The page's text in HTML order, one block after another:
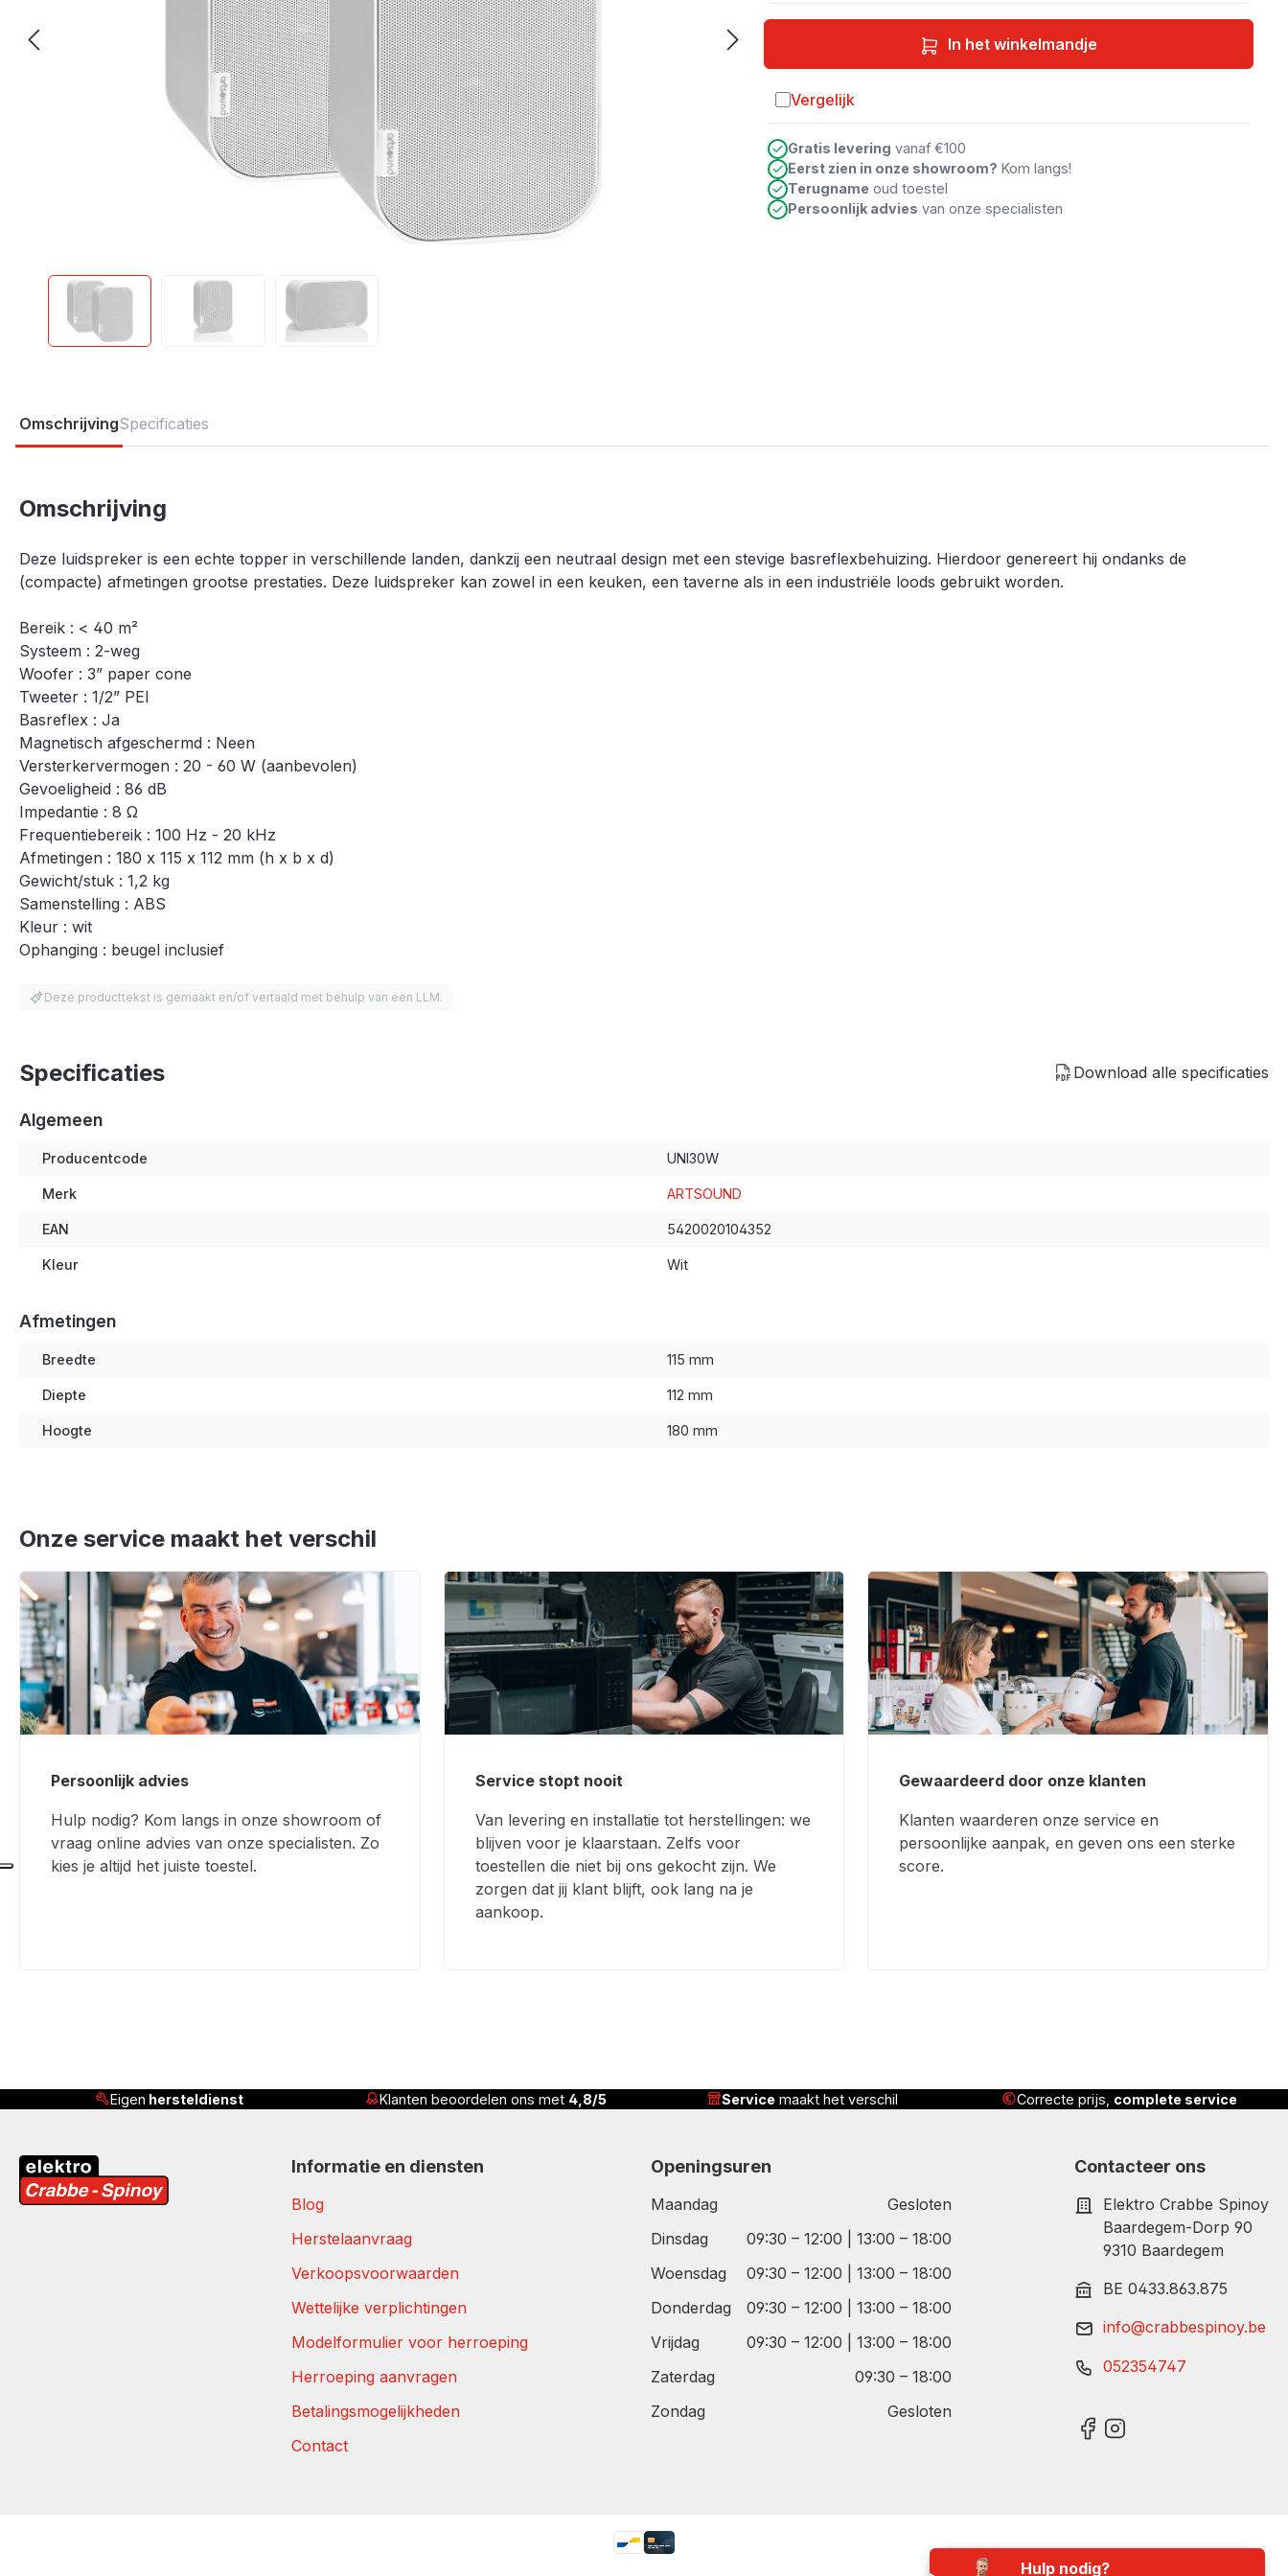
In het winkelmandje
Vergelijk
Toevoegen aan vergelijking
Gratis levering vanaf €100
Eerst zien in onze showroom? Kom langs!
Terugname oud toestel
Persoonlijk advies van onze specialisten
OmschrijvingSpecificaties
Omschrijving
Deze luidspreker is een echte topper in verschillende landen, dankzij een neutraal design met een stevige basreflexbehuizing. Hierdoor genereert hij ondanks de
(compacte) afmetingen grootse prestaties. Deze luidspreker kan zowel in een keuken, een taverne als in een industriële loods gebruikt worden.
Bereik : < 40 m²
Systeem : 2-weg
Woofer : 3” paper cone
Tweeter : 1/2” PEI
Basreflex : Ja
Magnetisch afgeschermd : Neen
Versterkervermogen : 20 - 60 W (aanbevolen)
Gevoeligheid : 86 dB
Impedantie : 8 Ω
Frequentiebereik : 100 Hz - 20 kHz
Afmetingen : 180 x 115 x 112 mm (h x b x d)
Gewicht/stuk : 1,2 kg
Samenstelling : ABS
Kleur : wit
Ophanging : beugel inclusief
Deze producttekst is gemaakt en/of vertaald met behulp van een LLM.
Specificaties Download alle specificaties
Algemeen
Producentcode UNI30W
Merk ARTSOUND
EAN 5420020104352
Kleur Wit
Afmetingen
Breedte 115 mm
Diepte 112 mm
Hoogte 180 mm
Onze service maakt het verschil
Persoonlijk advies
Hulp nodig? Kom langs in onze showroom of
vraag online advies van onze specialisten. Zo
kies je altijd het juiste toestel.
Service stopt nooit
Van levering en installatie tot herstellingen: we
blijven voor je klaarstaan. Zelfs voor
toestellen die niet bij ons gekocht zijn. We
zorgen dat jij klant blijft, ook lang na je
aankoop.
Gewaardeerd door onze klanten
Klanten waarderen onze service en
persoonlijke aanpak, en geven ons een sterke
score.
Klanten beoordelen ons met Servicemaakt het verschil Correcte prijs,complete service Geleverd, geïnstalleerd én uitgelegd
Informatie en diensten
Blog
Herstelaanvraag
Verkoopsvoorwaarden
Wettelijke verplichtingen
Modelformulier voor herroeping
Herroeping aanvragen
Betalingsmogelijkheden
Contact
Openingsuren
Maandag
Gesloten
Dinsdag
09:30 – 12:00 | 13:00 – 18:00
Woensdag
09:30 – 12:00 | 13:00 – 18:00
Donderdag
09:30 – 12:00 | 13:00 – 18:00
Vrijdag
09:30 – 12:00 | 13:00 – 18:00
Zaterdag
09:30 – 18:00
Zondag
Gesloten
Contacteer ons
Elektro Crabbe Spinoy
Baardegem-Dorp 90
9310 Baardegem
BE 0433.863.875
info@crabbespinoy.be
052354747
Hulp nodig?